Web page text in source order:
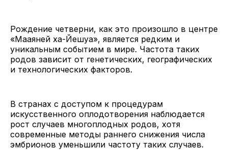
Рождение четверни, как это произошло в центре
«Мааяней ха-Йешуа», является редким и
уникальным событием в мире. Частота таких
родов зависит от генетических, географических
и технологических факторов.
В странах с доступом к процедурам
искусственного оплодотворения наблюдается
рост случаев многоплодных родов, хотя
современные методы раннего снижения числа
эмбрионов уменьшили частоту таких случаев.